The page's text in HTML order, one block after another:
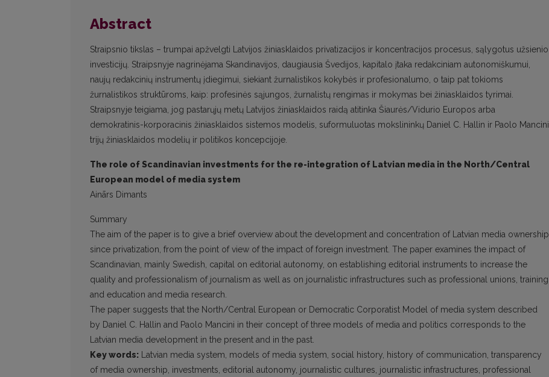
Abstract
Straipsnio tikslas – trumpai apžvelgti Latvijos žiniasklaidos privatizacijos ir koncentracijos procesus, sąlygotus užsienio
investicijų. Straipsnyje nagrinėjama Skandinavijos, daugiausia Švedijos, kapitalo įtaka redakciniam autonomiškumui,
naujų redakcinių instrumentų įdiegimui, siekiant žurnalistikos kokybės ir profesionalumo, o taip pat tokioms
žurnalistikos struktūroms, kaip: profesinės sąjungos, žurnalistų rengimas ir mokymas bei žiniasklaidos tyrimai.
Straipsnyje teigiama, jog pastarųjų metų Latvijos žiniasklaidos raidą atitinka Šiaurės/Vidurio Europos arba
demokratinis-korporacinis žiniasklaidos sistemos modelis, suformuluotas mokslininkų Daniel C. Hallin ir Paolo Mancini
trijų žiniasklaidos modelių ir politikos koncepcijoje.
The role of Scandinavian investments for the re-integration of Latvian media in the North/Central
European model of media system
Ainārs Dimants
Summary
The aim of the paper is to give a brief overview about the development and concentration of Latvian media ownership
since privatization, from the point of view of the impact of foreign investment. The paper examines the impact of
Scandinavian, mainly Swedish, capital on editorial autonomy, on establishing editorial instruments to increase the
quality and professionalism of journalism as well as on journalistic infrastructures such as professional unions, training
and education and media research.
The paper suggests that the North/Central European or Democratic Corporatist Model of media system described
by Daniel C. Hallin and Paolo Mancini in their concept of three models of media and politics corresponds to the
Latvian media development in the present and in the past.
Key words: Latvian media system, models of media system, social history, history of communication, transparency
of media ownership, investments, editorial autonomy, journalistic cultures, journalistic infrastructures, professional